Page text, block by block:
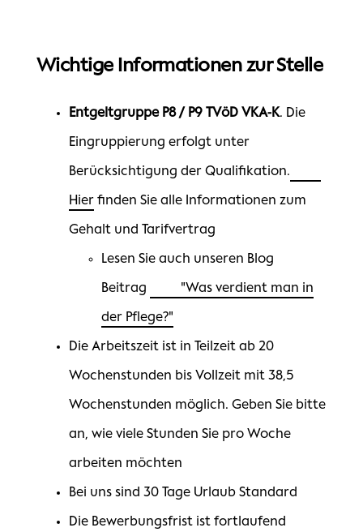
Wichtige Informationen zur Stelle
Entgeltgruppe P8 / P9 TVöD VKA-K. Die
Eingruppierung erfolgt unter
Berücksichtigung der Qualifikation.
Hier finden Sie alle Informationen zum
Gehalt und Tarifvertrag
Lesen Sie auch unseren Blog
Beitrag "Was verdient man in
der Pflege?"
Die Arbeitszeit ist in Teilzeit ab 20
Wochenstunden bis Vollzeit mit 38,5
Wochenstunden möglich. Geben Sie bitte
an, wie viele Stunden Sie pro Woche
arbeiten möchten
Bei uns sind 30 Tage Urlaub Standard
Die Bewerbungsfrist ist fortlaufend